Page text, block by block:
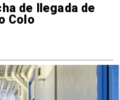
de llegada de
Colo